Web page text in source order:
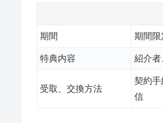
期間 期間限
特典内容 紹介
受取、交換方法
契約
信